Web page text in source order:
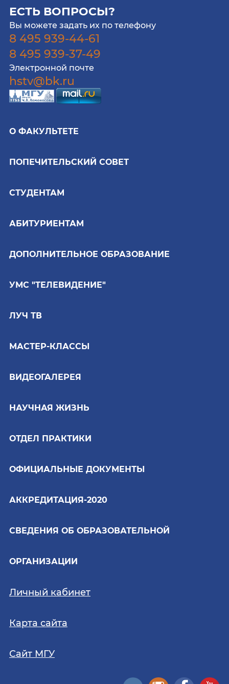
ЕСТЬ ВОПРОСЫ?
Вы можете задать их по телефону
8 495 939-44-61
8 495 939-37-49
Электронной почте
hstv@bk.ru
О ФАКУЛЬТЕТЕ
ПОПЕЧИТЕЛЬСКИЙ СОВЕТ
СТУДЕНТАМ
АБИТУРИЕНТАМ
ДОПОЛНИТЕЛЬНОЕ ОБРАЗОВАНИЕ
УМС "ТЕЛЕВИДЕНИЕ"
ЛУЧ ТВ
МАСТЕР-КЛАССЫ
ВИДЕОГАЛЕРЕЯ
НАУЧНАЯ ЖИЗНЬ
ОТДЕЛ ПРАКТИКИ
ОФИЦИАЛЬНЫЕ ДОКУМЕНТЫ
АККРЕДИТАЦИЯ-2020
СВЕДЕНИЯ ОБ ОБРАЗОВАТЕЛЬНОЙ
ОРГАНИЗАЦИИ
Личный кабинет
Карта сайта
Сайт МГУ